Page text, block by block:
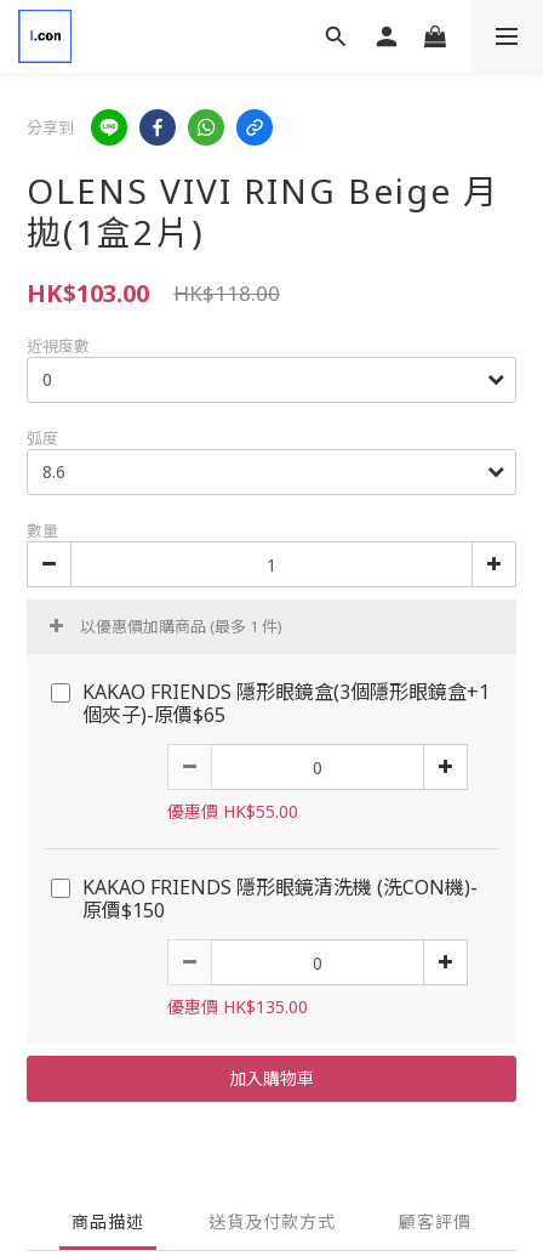
分享到
OLENS VIVI RING Beige 月
拋(1盒2片)
HK$103.00 HK$118.00
近視度數
弧度
數量
以優惠價加購商品 (最多 1 件)
KAKAO FRIENDS 隱形眼鏡盒(3個隱形眼鏡盒+1
個夾子)-原價$65
優惠價 HK$55.00
KAKAO FRIENDS 隱形眼鏡清洗機 (洗CON機)-
原價$150
優惠價 HK$135.00
加入購物車
商品描述 送貨及付款方式 顧客評價